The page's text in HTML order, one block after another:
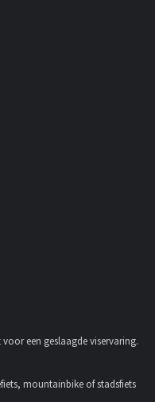
een geslaagde viservaring.
mountainbike of stadsfiets